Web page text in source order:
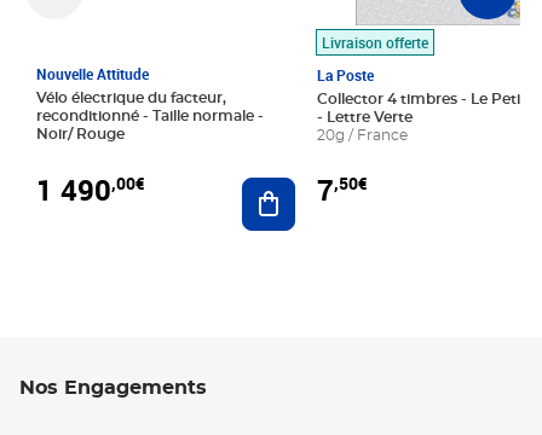
Nouvelle Attitude
Vélo électrique du facteur,
reconditionné - Taille normale -
Noir/ Rouge
1 490,00€ Ajouter au panier
Livraison offerte
La Poste
Collector 4 timbres - Le Petit
- Lettre Verte
20g / France
7,50€
Nos Engagements